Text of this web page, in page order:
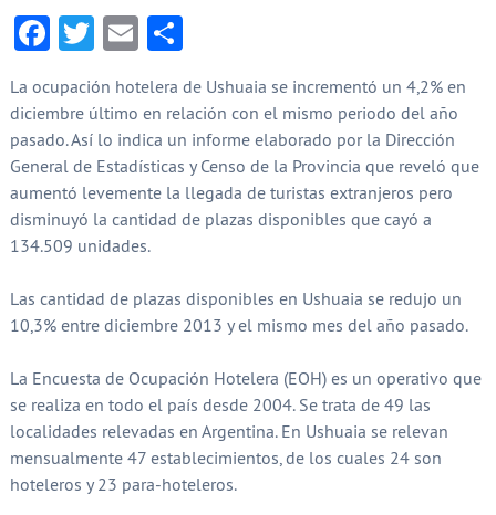
Facebook
Twitter
EmailCompartir
La ocupación hotelera de Ushuaia se incrementó un 4,2% en
diciembre último en relación con el mismo periodo del año
pasado. Así lo indica un informe elaborado por la Dirección
General de Estadísticas y Censo de la Provincia que reveló que
aumentó levemente la llegada de turistas extranjeros pero
disminuyó la cantidad de plazas disponibles que cayó a
134.509 unidades.
Las cantidad de plazas disponibles en Ushuaia se redujo un
10,3% entre diciembre 2013 y el mismo mes del año pasado.
La Encuesta de Ocupación Hotelera (EOH) es un operativo que
se realiza en todo el país desde 2004. Se trata de 49 las
localidades relevadas en Argentina. En Ushuaia se relevan
mensualmente 47 establecimientos, de los cuales 24 son
hoteleros y 23 para-hoteleros.